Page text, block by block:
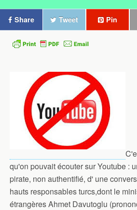
Share Tweet Pin
qu'on pouvait écouter sur Youtube :
pirate, non authentifié, d' une
hauts responsables turcs,dont le
étrangères Ahmet Davutoglu